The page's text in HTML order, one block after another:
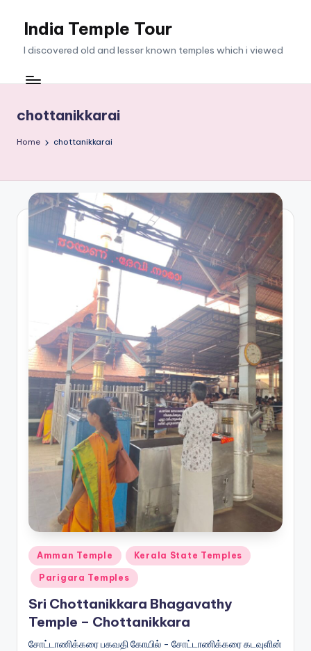
India Temple Tour
I discovered old and lesser known temples which i viewed
chottanikkarai
Home chottanikkarai
Posted
in
Amman Temple Kerala State Temples
Parigara Temples
Sri Chottanikkara Bhagavathy
Temple – Chottanikkara
சோட்டாணிக்கரை பகவதி கோயில் - சோட்டாணிக்கரை கடவுளின்